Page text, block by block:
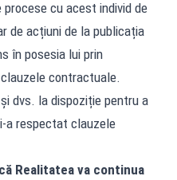
cu acest individ de
de acțiuni de la publicația
în posesia lui prin
contractuale.
dvs. la dispoziție pentru a
a respectat clauzele
Realitatea va continua